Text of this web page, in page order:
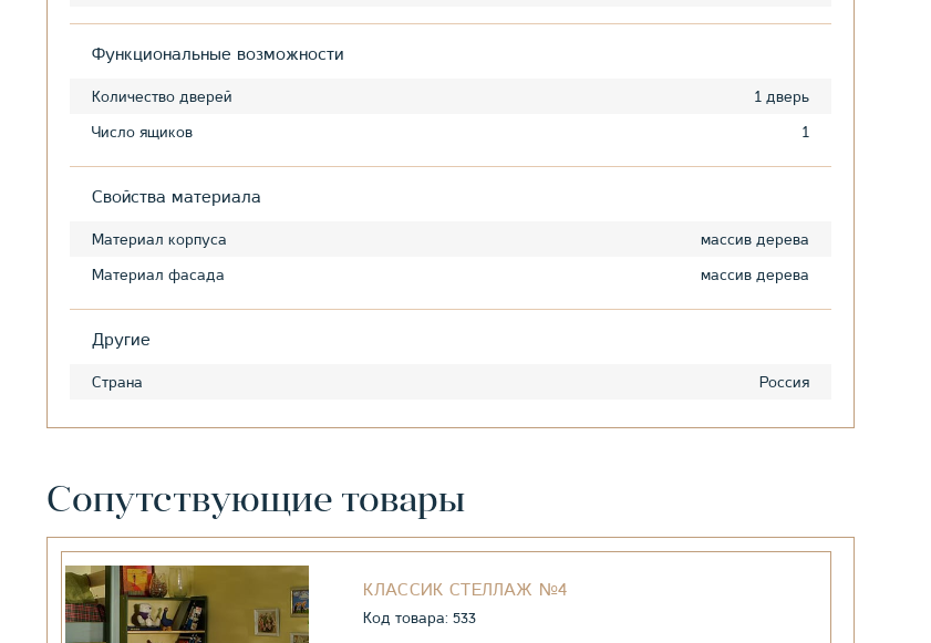
Функциональные возможности
Количество дверей
1 дверь
Число ящиков
1
Свойства материала
Материал корпуса
массив дерева
Материал фасада
массив дерева
Другие
Страна Россия
Сопутствующие товары
КЛАССИК СТЕЛЛАЖ №4
Код товара: 533